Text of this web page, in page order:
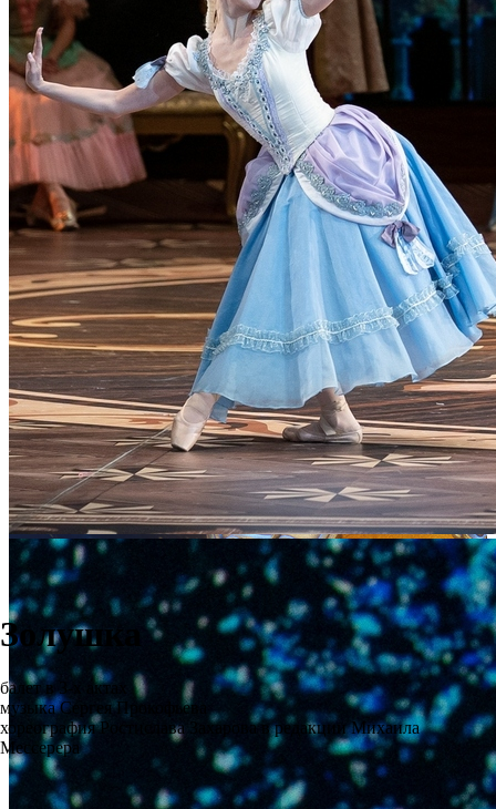
Золушка
балет в 3-х актах
музыка Сергея Прокофьева
хореография Ростислава Захарова в редакции Михаила
Мессерера